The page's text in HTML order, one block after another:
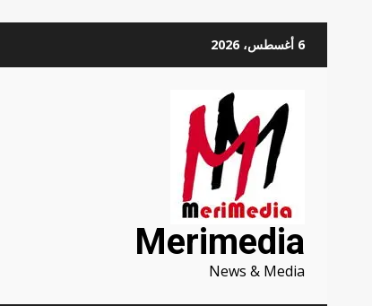
6 أغسطس، 2026
Merimedia
News & Media